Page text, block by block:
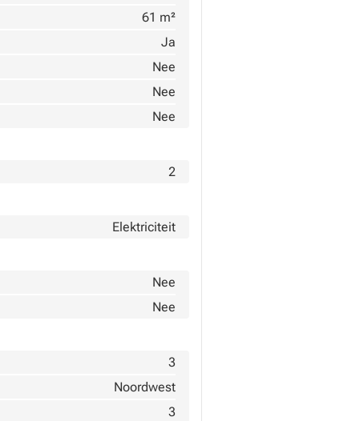
61 m²
Ja
Nee
Nee
Nee
2
Elektriciteit
Nee
Nee
3
Noordwest
3